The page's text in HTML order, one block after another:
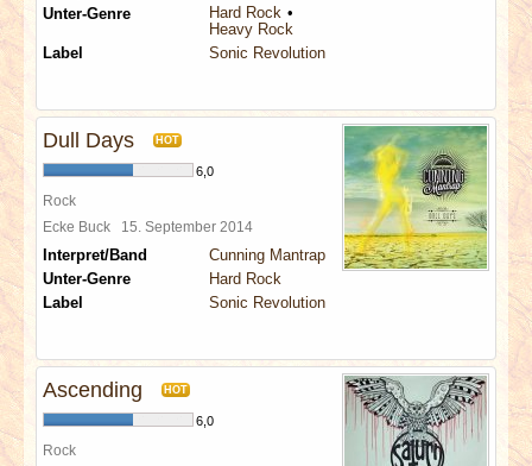
Unter-Genre
Hard Rock
Heavy Rock
Label
Sonic Revolution
Dull Days HOT
6,0
Rock
Ecke Buck 15. September 2014
Interpret/Band
Cunning Mantrap
Unter-Genre
Hard Rock
Label
Sonic Revolution
Ascending HOT
6,0
Rock